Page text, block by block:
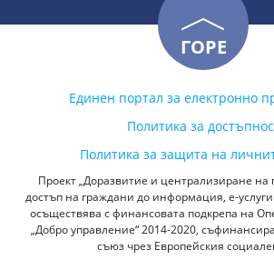
ГОРЕ
Единен портал за електронно
Политика за
Политика за защита на
Проект „Доразвитие и централизиране на
достъп на граждани до информация, е-
осъществява с финансовата подкрепа на
„Добро управление“ 2014-2020,
съюз чрез Европейския